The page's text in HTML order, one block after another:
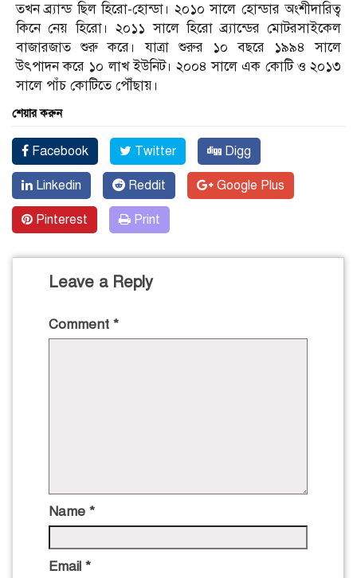
তখন ব্র্যান্ড ছিল হিরো-হোন্ডা। ২০১০ সালে হোন্ডার অংশীদারিত্ব
কিনে নেয় হিরো। ২০১১ সালে হিরো ব্র্যান্ডের মোটরসাইকেল
বাজারজাত শুরু করে। যাত্রা শুরুর ১০ বছরে ১৯৯৪ সালে
উৎপাদন করে ১০ লাখ ইউনিট। ২০০৪ সালে এক কোটি ও ২০১৩
সালে পাঁচ কোটিতে পৌঁছায়।
শেয়ার করুন
Facebook Twitter Digg
Linkedin Reddit Google Plus
Pinterest Print
Leave a Reply
Comment *
Name *
Email *